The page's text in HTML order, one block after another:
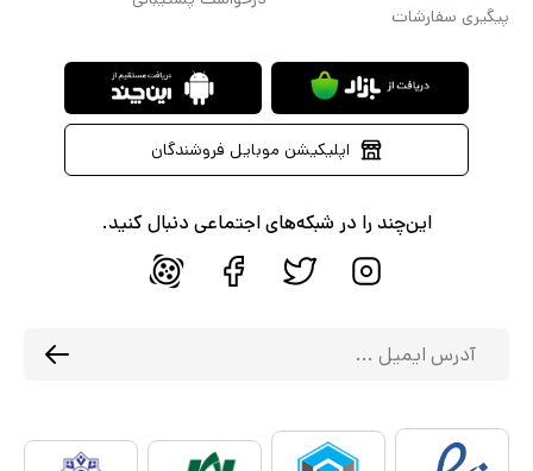
پیگیری سفارشات
اپلیکیشن موبایل فروشندگان
این‌چند را در شبکه‌های اجتماعی دنبال کنید.